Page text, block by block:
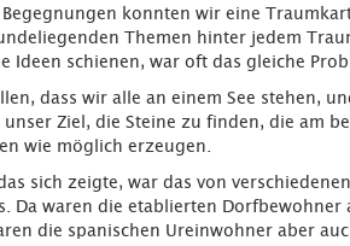
konnten wir eine
Themen hinter jedem
Ideen schienen, war oft das gleiche
dass wir alle an einem See stehen,
Ziel, die Steine zu finden, die am
wie möglich erzeugen.
sich zeigte, war das von
Da waren die etablierten Dorfbewohner
die spanischen Ureinwohner aber